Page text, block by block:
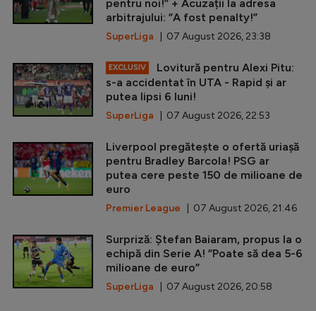
pentru noi!” + Acuzații la adresa
arbitrajului: ”A fost penalty!”
SuperLiga | 07 August 2026, 23:38
EXCLUSIV
Lovitură pentru Alexi Pitu:
s-a accidentat în UTA - Rapid și ar
putea lipsi 6 luni!
SuperLiga | 07 August 2026, 22:53
Liverpool pregătește o ofertă uriașă
pentru Bradley Barcola! PSG ar
putea cere peste 150 de milioane de
euro
Premier League | 07 August 2026, 21:46
Surpriză: Ștefan Baiaram, propus la o
echipă din Serie A! ”Poate să dea 5-6
milioane de euro”
SuperLiga | 07 August 2026, 20:58